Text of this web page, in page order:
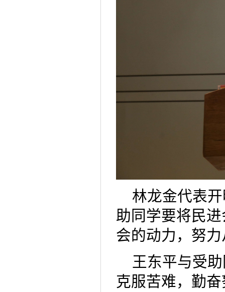
林龙金代表
助同学要将民
会的动力，努
王东平与受
克服苦难，勤